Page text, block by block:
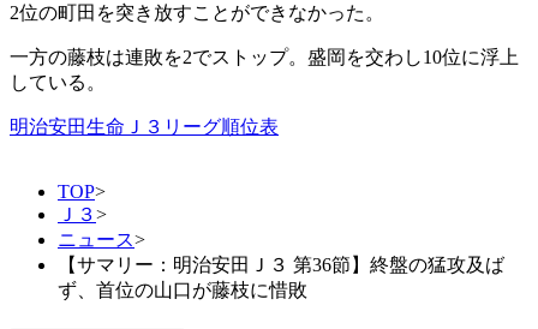
2位の町田を突き放すことができなかった。
一方の藤枝は連敗を2でストップ。盛岡を交わし10位に浮上
している。
明治安田生命Ｊ３リーグ順位表
TOP>
Ｊ３>
ニュース>
【サマリー：明治安田Ｊ３ 第36節】終盤の猛攻及ば
ず、首位の山口が藤枝に惜敗